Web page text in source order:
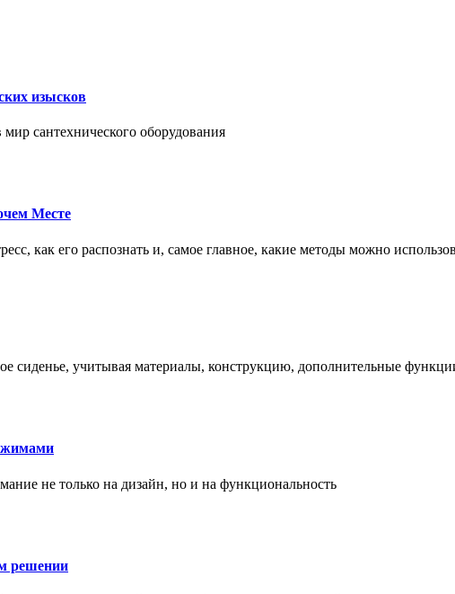
изысков
сантехнического оборудования
Месте
как его распознать и, самое главное, какие методы можно
сиденье, учитывая материалы, конструкцию, дополнительные
не только на дизайн, но и на функциональность
решении